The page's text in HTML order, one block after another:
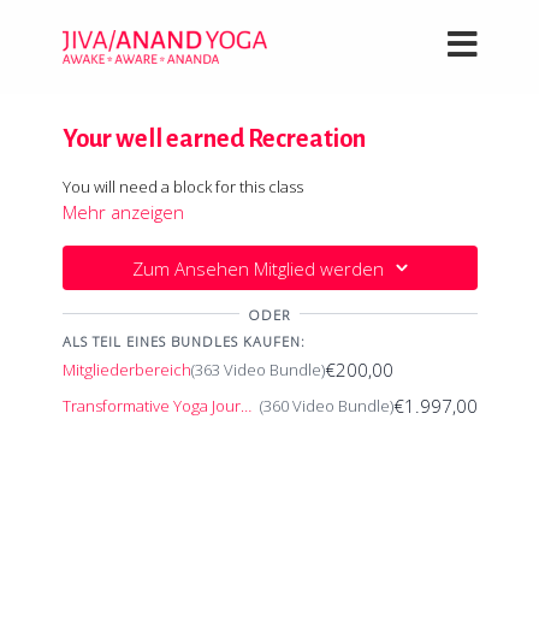
Your well earned Recreation
You will need a block for this class
Mehr anzeigen
Zum Ansehen Mitglied werden
ODER
ALS TEIL EINES BUNDLES KAUFEN:
Mitgliederbereich(363 Video Bundle)€200,00
Transformative Yoga Journey (360 Video Bundle)€1.997,00